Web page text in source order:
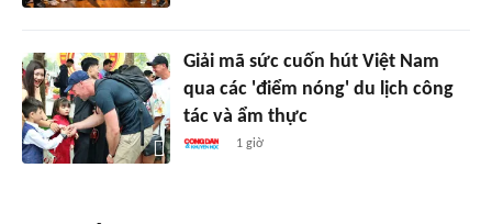
Giải mã sức cuốn hút Việt Nam
qua các 'điểm nóng' du lịch công
tác và ẩm thực
1 giờ